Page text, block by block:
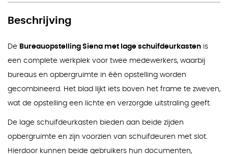
Beschrijving
De Bureauopstelling Siena met lage schuifdeurkasten is
een complete werkplek voor twee medewerkers, waarbij
bureaus en opbergruimte in één opstelling worden
gecombineerd. Het blad lijkt iets boven het frame te zweven,
wat de opstelling een lichte en verzorgde uitstraling geeft.
De lage schuifdeurkasten bieden aan beide zijden
opbergruimte en zijn voorzien van schuifdeuren met slot.
Hierdoor kunnen beide gebruikers hun documenten,